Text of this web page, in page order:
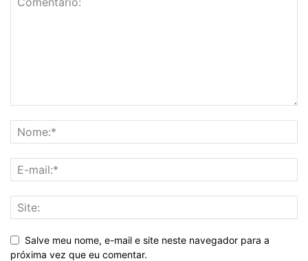
Salve meu nome, e-mail e site neste navegador para a
próxima vez que eu comentar.